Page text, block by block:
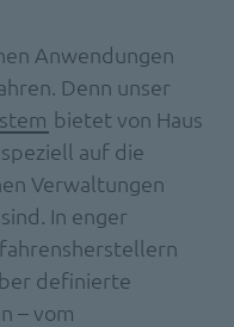
Anwendungen
Denn unser
bietet von Haus
auf die
Verwaltungen
In enger
definierte
– vom